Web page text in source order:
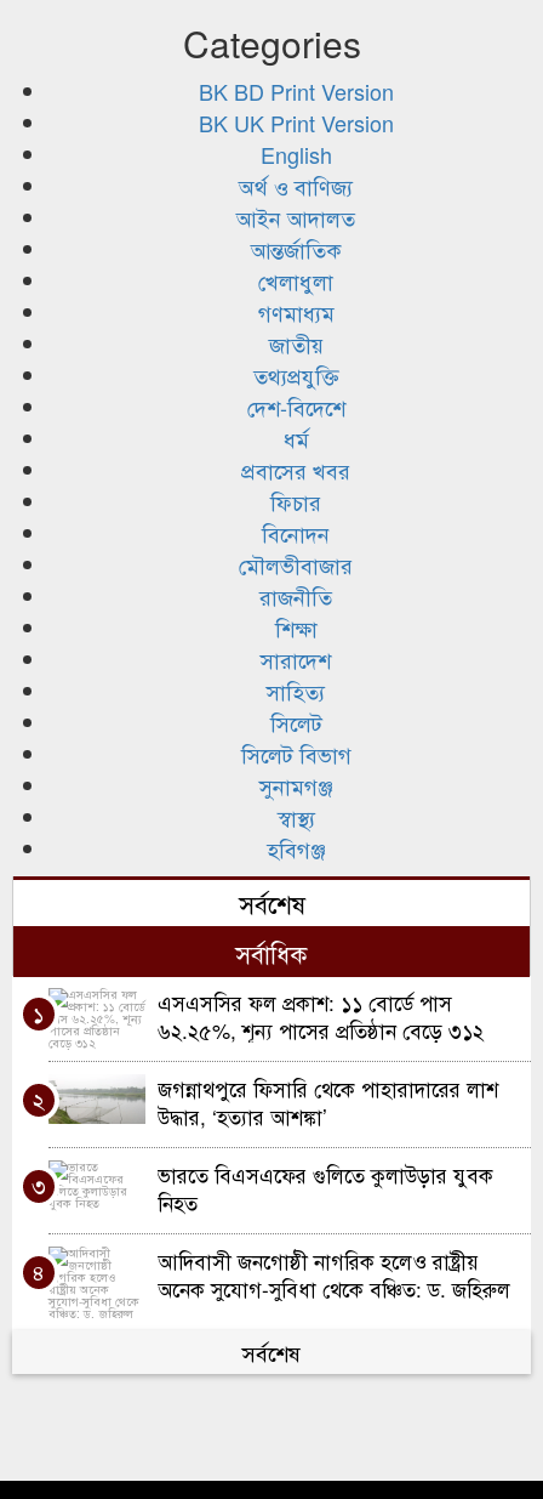
Categories
BK BD Print Version
BK UK Print Version
English
অর্থ ও বাণিজ্য
আইন আদালত
আন্তর্জাতিক
খেলাধুলা
গণমাধ্যম
জাতীয়
তথ্যপ্রযুক্তি
দেশ-বিদেশে
ধর্ম
প্রবাসের খবর
ফিচার
বিনোদন
মৌলভীবাজার
রাজনীতি
শিক্ষা
সারাদেশ
সাহিত্য
সিলেট
সিলেট বিভাগ
সুনামগঞ্জ
স্বাস্থ্য
হবিগঞ্জ
সর্বশেষ
সর্বাধিক
১
এসএসসির ফল প্রকাশ: ১১ বোর্ডে পাস
৬২.২৫%, শূন্য পাসের প্রতিষ্ঠান বেড়ে ৩১২
২
জগন্নাথপুরে ফিসারি থেকে পাহারাদারের লাশ
উদ্ধার, ‘হত্যার আশঙ্কা’
৩
ভারতে বিএসএফের গুলিতে কুলাউড়ার যুবক
নিহত
৪
আদিবাসী জনগোষ্ঠী নাগরিক হলেও রাষ্ট্রীয়
অনেক সুযোগ-সুবিধা থেকে বঞ্চিত: ড. জহিরুল
ইউএনওদের সততা, দায়িত্বশীলতা ও মানবিকতার
সঙ্গে কাজ করার আহ্বান প্রধানমন্ত্রীর
সর্বশেষ